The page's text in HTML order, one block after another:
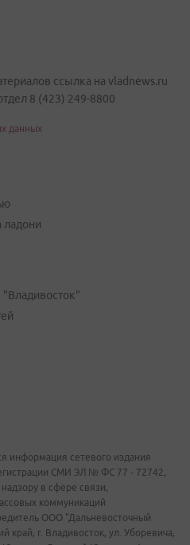
ссылка на vladnews.ru
8 (423) 249-8800
данных
ладони
"Владивосток"
информация сетевого издания
СМИ ЭЛ № ФС 77 - 72742,
в сфере связи,
коммуникаций
ООО "Дальневосточный
край, г. Владивосток, ул. Уборевича,